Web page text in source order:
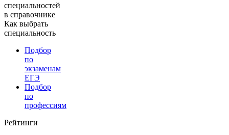
специальностей
в справочнике
Как выбрать
специальность
Подбор
по
экзаменам
ЕГЭ
Подбор
по
профессиям
Рейтинги